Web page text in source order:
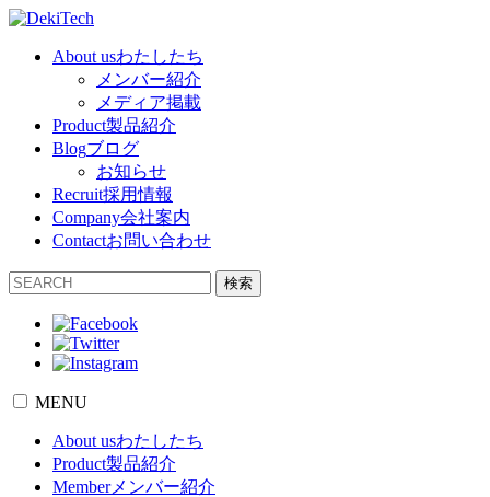
About usわたしたち
メンバー紹介
メディア掲載
Product製品紹介
Blogブログ
お知らせ
Recruit採用情報
Company会社案内
Contactお問い合わせ
検索
MENU
About usわたしたち
Product製品紹介
Memberメンバー紹介